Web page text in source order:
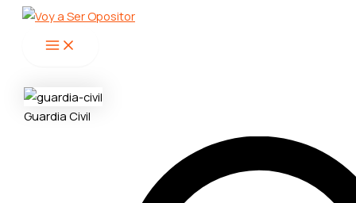
contenido
Menu
Guardia Civil